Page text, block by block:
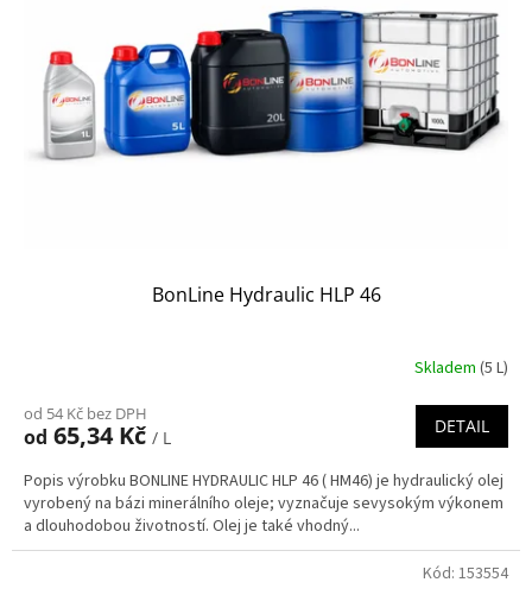
BonLine Hydraulic HLP 46
Skladem (5 L)
od 54 Kč bez DPH
od 65,34 Kč / L
DETAIL
Popis výrobku BONLINE HYDRAULIC HLP 46 ( HM46) je hydraulický olej
vyrobený na bázi minerálního oleje; vyznačuje sevysokým výkonem
a dlouhodobou životností. Olej je také vhodný...
Kód: 153554